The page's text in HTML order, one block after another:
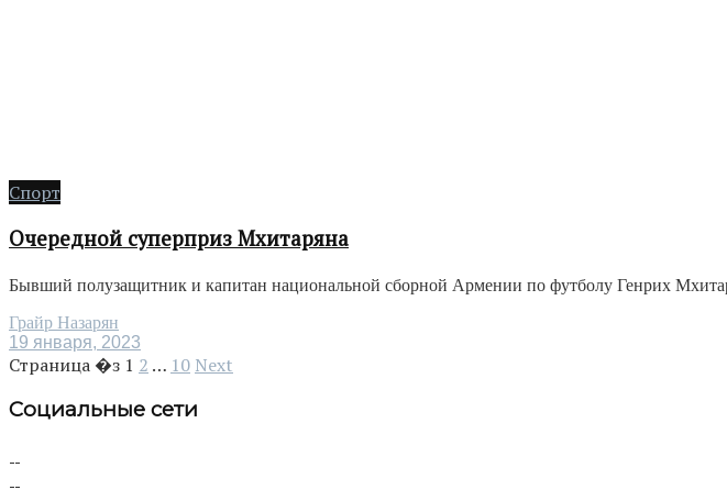
Спорт
Очередной суперприз Мхитаряна
Бывший полузащитник и капитан национальной сборной Армении по футболу Генрих
Грайр Назарян
19 января, 2023
Страница �з 1 2 … 10 Next
Социальные сети